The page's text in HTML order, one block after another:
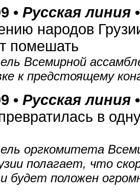
• Русская линия
народов
помешать
Всемирной
к предстоящему
• Русская линия
в
оргкомитета
полагает, что
будет положен